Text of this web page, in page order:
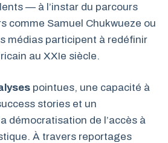
— à l’instar du parcours
comme Samuel Chukwueze ou
médias participent à redéfinir
au XXIe siècle.
pointues, une capacité à
stories et un
démocratisation de l’accès à
À travers reportages